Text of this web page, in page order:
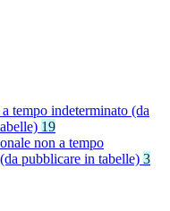
tempo indeterminato (da
19
non a tempo
pubblicare in tabelle) 3